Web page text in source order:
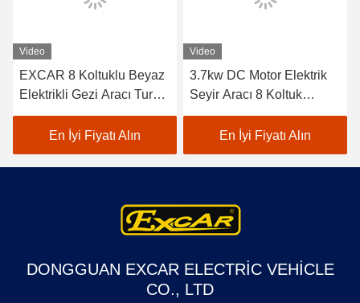
Video
EXCAR 8 Koltuklu Beyaz
Elektrikli Gezi Aracı Tur
Otobüsü, Dahili 17AH Şarj
Cihazı ile, Şehir ve Tatil
Köyü Alanları İçin
Uygundur
En İyi Fiyatı Alın
Video
3.7kw DC Motor Elektrik
Seyir Aracı 8 Koltuk
Beyaz Elektrikli Servis
OtobüsEn İyi Fiyatı Alın
DONGGUAN EXCAR ELECTRIC VEHICLE
CO., LTD